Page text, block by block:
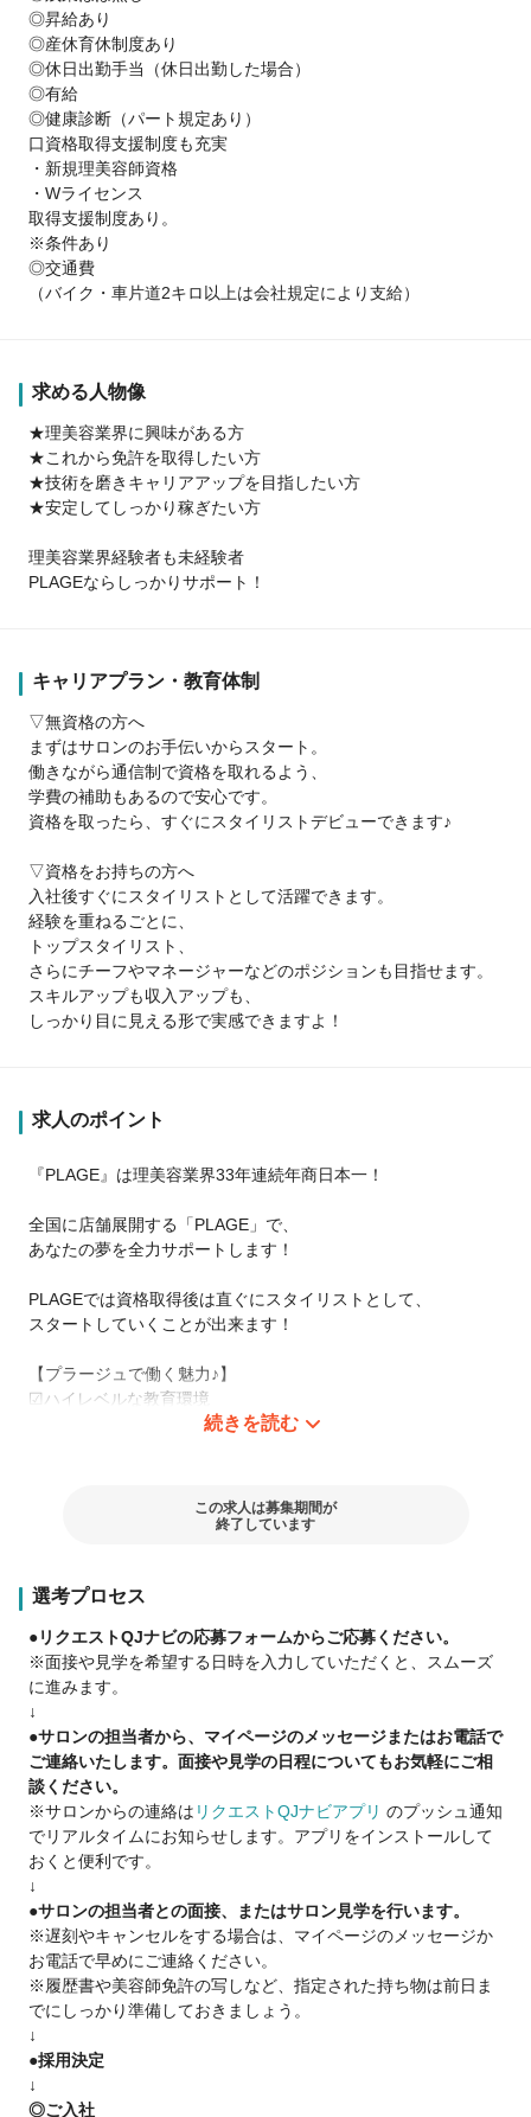
◎昇給あり
◎産休育休制度あり
◎休日出勤手当（休日出勤した場合）
◎有給
◎健康診断（パート規定あり）
口資格取得支援制度も充実
・新規理美容師資格
・Wライセンス
取得支援制度あり。
※条件あり
◎交通費
（バイク・車片道2キロ以上は会社規定により支給）
求める人物像
★理美容業界に興味がある方
★これから免許を取得したい方
★技術を磨きキャリアアップを目指したい方
★安定してしっかり稼ぎたい方
理美容業界経験者も未経験者
PLAGEならしっかりサポート！
キャリアプラン・教育体制
▽無資格の方へ
まずはサロンのお手伝いからスタート。
働きながら通信制で資格を取れるよう、
学費の補助もあるので安心です。
資格を取ったら、すぐにスタイリストデビューできます♪
▽資格をお持ちの方へ
入社後すぐにスタイリストとして活躍できます。
経験を重ねるごとに、
トップスタイリスト、
さらにチーフやマネージャーなどのポジションも目指せます。
スキルアップも収入アップも、
しっかり目に見える形で実感できますよ！
求人のポイント
『PLAGE』は理美容業界33年連続年商日本一！
全国に店舗展開する「PLAGE」で、
あなたの夢を全力サポートします！
PLAGEでは資格取得後は直ぐにスタイリストとして、
スタートしていくことが出来ます！
【プラージュで働く魅力♪】
☑︎ハイレベルな教育環境
新入スタッフ含む３人チームで成長をサポート♪
☑︎資格取得支援制度も充実
取得支援制度があります。
※条件あり
☑︎キャリアアップできる環境
新卒生から大ベテランまで5000人のスタッフが活躍するプラー
ジュだから、
スタッフの数だけ無限の可能性が広がります！
☑︎個人ノルマ無し！
スタッフ全員で協力し店舗売上目標を目指します！
だから、実はチームワークも◎なんです♪
☑︎全国に店舗があるので、働きたいエリア・店舗が叶う！
☑︎週休2日制・残業なし・有休・健康診断など、無理なく働きや
すい環境♪
「自分にできるかな…」
という不安や、
将来の希望も、
続きを読む
この求人は募集期間が
終了しています
選考プロセス
●リクエストQJナビの応募フォームからご応募ください。
※面接や見学を希望する日時を入力していただくと、スムーズ
に進みます。
↓
●サロンの担当者から、マイページのメッセージまたはお電話で
ご連絡いたします。面接や見学の日程についてもお気軽にご相
談ください。
※サロンからの連絡は リクエストQJナビアプリ のプッシュ通知
でリアルタイムにお知らせします。アプリをインストールして
おくと便利です。
↓
●サロンの担当者との面接、またはサロン見学を行います。
※遅刻やキャンセルをする場合は、マイページのメッセージか
お電話で早めにご連絡ください。
※履歴書や美容師免許の写しなど、指定された持ち物は前日ま
でにしっかり準備しておきましょう。
↓
●採用決定
↓
◎ご入社